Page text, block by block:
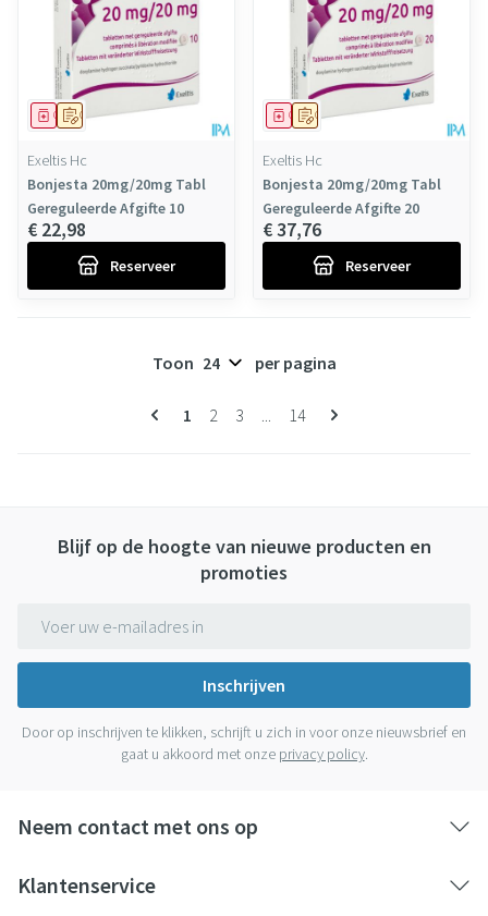
Op voorschrift
Geneesmiddel
Exeltis Hc
Bonjesta 20mg/20mg Tabl
Gereguleerde Afgifte 10
€ 22,98
Reserveer
Op voorschrift
Geneesmiddel
Exeltis Hc
Bonjesta 20mg/20mg Tabl
Gereguleerde Afgifte 20
€ 37,76
Reserveer
Pagina's
U lees momenteel pagina
1 Pagina
2 Pagina
3 ... Pagina
14
Toon per pagina
Blijf op de hoogte van nieuwe producten en
promoties
Inschrijven
Door op inschrijven te klikken, schrijft u zich in voor onze nieuwsbrief en
gaat u akkoord met onze privacy policy.
Neem contact met ons op
Klantenservice